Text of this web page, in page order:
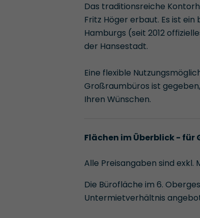
Das traditionsreiche
Fritz Höger erbaut. Es ist
Hamburgs (seit 2012
der Hansestadt.
Eine flexible
Großraumbüros ist
Ihren Wünschen.
Flächen im Überblick -
Alle Preisangaben sind exkl.
Die Bürofläche im 6.
Untermietverhältnis